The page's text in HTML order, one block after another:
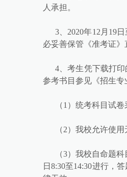
人承担。
3、2020年12月19
必妥善保管《准考证》
4、考生凭下载打
参考书目参见《招生专
（1）统考科目试
（2）我校允许使
（3）我校自命题
日8:30至14:30进行，